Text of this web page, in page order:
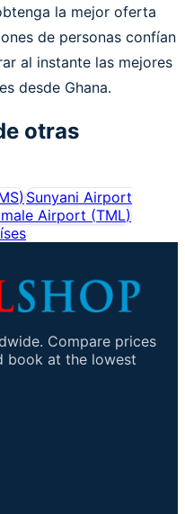
la mejor oferta
de personas confían
al instante las mejores
desde Ghana.
otras
)Sunyani Airport
Airport (TML)
Compare prices
book at the lowest